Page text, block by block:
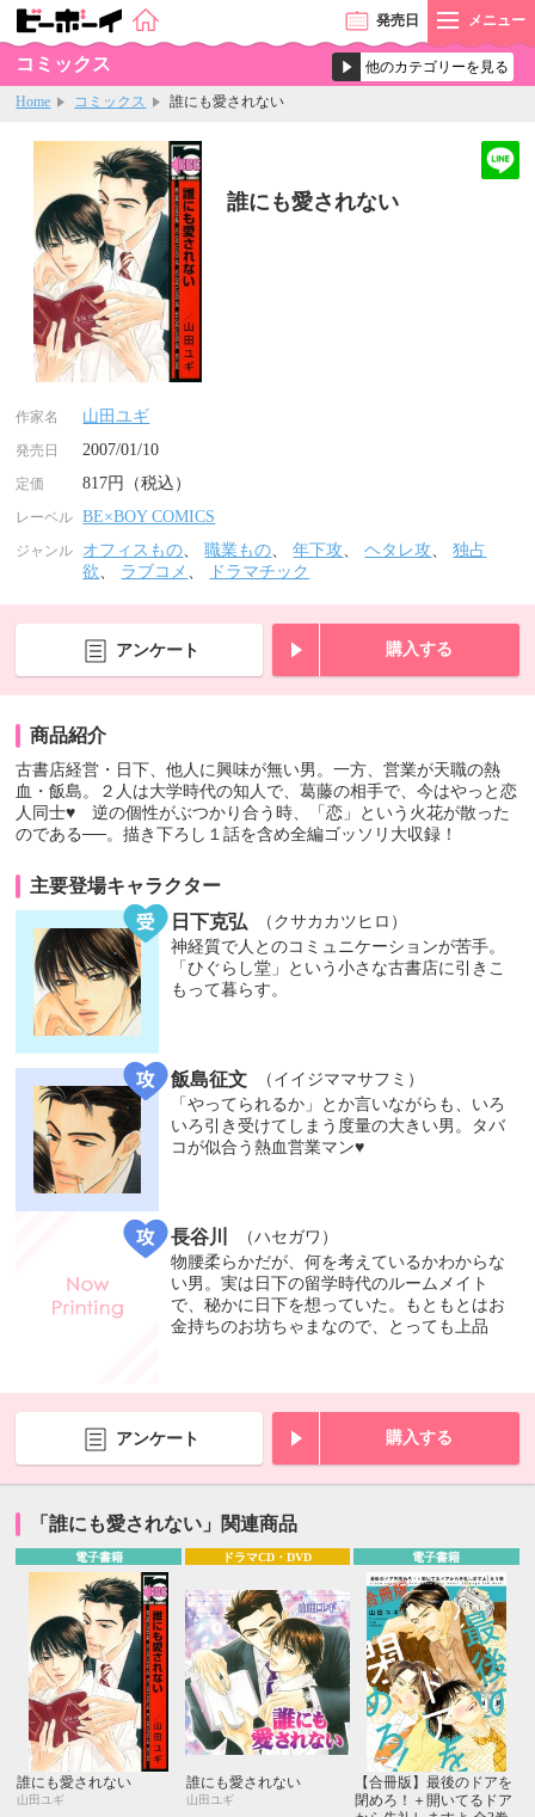
発売日 メニュー
コミックス
Home コミックス 誰にも愛されない
誰にも愛されない
作家名 山田ユギ
発売日 2007/01/10
定価 817円（税込）
レーベル BE×BOY COMICS
ジャンル オフィスもの、職業もの、年下攻、ヘタレ攻、独占
欲、 ラブコメ 、 ドラマチック
アンケート 購入する
商品紹介
古書店経営・日下、他人に興味が無い男。一方、営業が天職の熱
血・飯島。２人は大学時代の知人で、葛藤の相手で、今はやっと恋
人同士♥ 逆の個性がぶつかり合う時、「恋」という火花が散った
のである──。描き下ろし１話を含め全編ゴッソリ大収録！
主要登場キャラクター
日下克弘
（クサカカツヒロ）
神経質で人とのコミュニケーションが苦手。
「ひぐらし堂」という小さな古書店に引きこ
もって暮らす。
飯島征文
（イイジママサフミ）
「やってられるか」とか言いながらも、いろ
いろ引き受けてしまう度量の大きい男。タバ
コが似合う熱血営業マン♥
長谷川
（ハセガワ）
物腰柔らかだが、何を考えているかわからな
い男。実は日下の留学時代のルームメイト
で、秘かに日下を想っていた。もともとはお
金持ちのお坊ちゃまなので、とっても上品
アンケート 購入する
「誰にも愛されない」関連商品
電子書籍
誰にも愛されない
山田ユギ
ドラマCD・DVD
誰にも愛されない
山田ユギ
電子書籍
【合冊版】最後のドアを
閉めろ！＋開いてるドア